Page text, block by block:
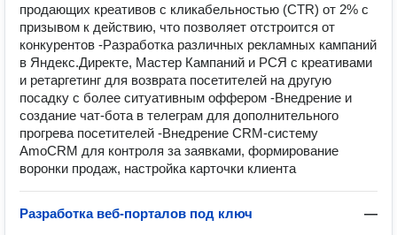
продающих креативов с кликабельностью (CTR) от 2% с
призывом к действию, что позволяет отстроится от
конкурентов -Разработка различных рекламных кампаний
в Яндекс.Директе, Мастер Кампаний и РСЯ с креативами
и ретаргетинг для возврата посетителей на другую
посадку с более ситуативным оффером -Внедрение и
создание чат-бота в телеграм для дополнительного
прогрева посетителей -Внедрение CRM-систему
AmoCRM для контроля за заявками, формирование
воронки продаж, настройка карточки клиента
Разработка веб-порталов под ключ —